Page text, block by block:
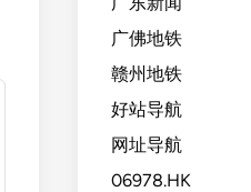
广佛地铁
赣州地铁
好站导航
网址导航
06978.HK